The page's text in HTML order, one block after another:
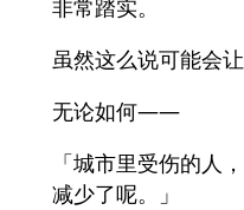
非常踏实。
虽然这么说可能会
无论如何——
「城市里受伤的人
减少了呢。」